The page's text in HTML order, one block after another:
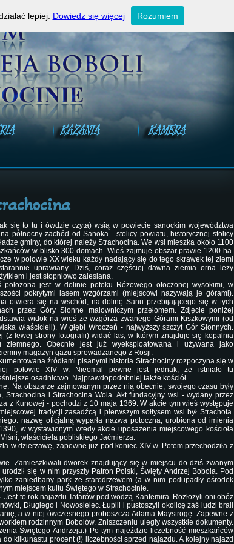
Ogłoszenia niedzielne
się to tu i ówdzie czyta) wsią w powiecie sanockim województwa
północny zachód od Sanoka - stolicy powiatu, historycznej stolicy
gminy, do której należy Strachocina.We wsi mieszka około 1100
w blisko 300 domach. Wieś zajmuje obszar prawie 1200 ha.
w połowie XX wieku każdy nadający się do tego skrawek tej ziemi
uprawiany. Dziś, coraz częściej dawna ziemia orna leży
i jest stopniowo zalesiana.
położona jest w dolinie potoku Różowego otoczonej wysokimi, w
pokrytymi lasem wzgórzami (miejscowi nazywają je górami).
otwiera się na wschód, na dolinę Sanu przebijającego się w tych
przez Góry Słonne malowniczym przełomem. Zdjęcie poniżej
widok na wieś ze wzgórza zwanego Górami Kiszkowymi (od
właścicieli). W głębi Wroczeń - najwyższy szczyt Gór Słonnych.
(z lewej strony fotografii) widać las, w którym znajduje się kopalnia
ziemnego. Obecnie jest już wyeksploatowana i używana jako
magazyn gazu sprowadzanego z Rosji.
źródłami pisanymi historia Strachociny rozpoczyna się w
połowie XIV w. Nieomal pewne jest jednak, że istniało tu
osadnictwo. Najprawdopodobniej także kościół.
Na obszarze zajmowanym przez nią obecnie, swojego czasu były
Strachocina i Strachocina Wola. Akt fundacyjny wsi - wydany przez
z Kunowej - pochodzi z 10 maja 1369. W akcie tym wieś występuje
tradycji zasadźcą i pierwszym sołtysem wsi był Strachota.
nazwę oficjalną wyparła nazwa potoczna, urobiona od imienia
w wystawionym wtedy akcie uposażenia miejscowego kościoła
właściciela pobliskiego Jaćmierza.
w dzierżawę, zapewne już pod koniec XIV w. Potem przechodziła z
Zamieszkiwali dworek znajdujący się w miejscu do dziś zwanym
się w nim przyszły Patron Polski, Święty Andrzej Bobola. Pod
zaniedbany park ze starodrzewem (a w nim podupadły ośrodek
miejscem kultu Świętego w Strachocinie.
to rok najazdu Tatarów pod wodzą Kantemira. Rozłożyli oni obóz
Długiego i Nowosielec. Łupili i pustoszyli okolicę zaś ludzi brali
a w niej ówczesnego proboszcza Adama Maystrogę. Zapewne z
rodzinnym Bobolów. Zniszczeniu uległy wszystkie dokumenty.
Świętego Andrzeja.) Po tym najeździe liczebność mieszkańców
kilkunastu procent (!) liczebności sprzed najazdu. A kolejny najazd
lepiej. Dowiedz się więcej Rozumiem